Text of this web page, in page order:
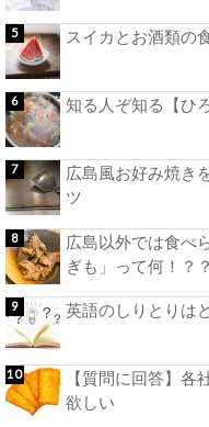
スイカとお酒類の
知る人ぞ知る【ひ
広島風お好み焼き
ツ
広島以外では食べ
ぎも」って何！？？
英語のしりとりは
【質問に回答】各
欲しい